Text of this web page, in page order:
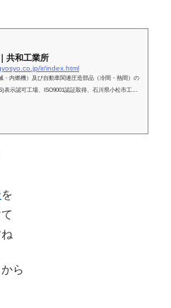
共和工業所
ir/index.html
・内燃機）及び自動車関連圧造部品（冷間・熱間）の
表示認可工場、ISO9001認証取得、石川県小松市工業
を
ら